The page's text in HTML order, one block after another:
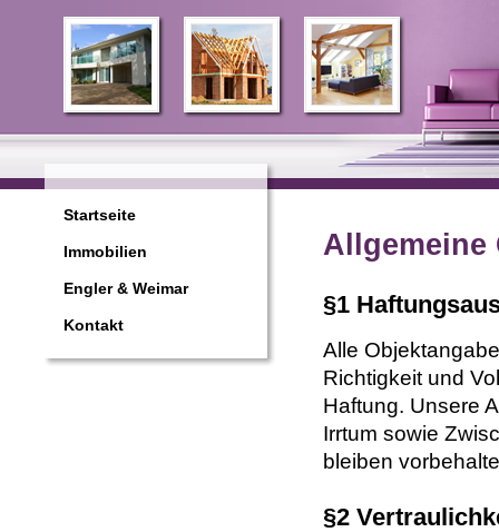
Startseite
Immobilien
Engler & Weimar
Kontakt
Allgemeine
§1
Alle
Richtigkeit und
Haftung. Unsere
Irrtum sowie
bleiben
§2